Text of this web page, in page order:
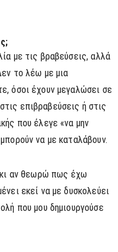
με τις βραβεύσεις, αλλά
το λέω με μια
όσοι έχουν μεγαλώσει σε
επιβραβεύσεις ή στις
που έλεγε «να μην
να με καταλάβουν.
κι αν θεωρώ πως έχω
εκεί να με δυσκολεύει
που μου δημιουργούσε